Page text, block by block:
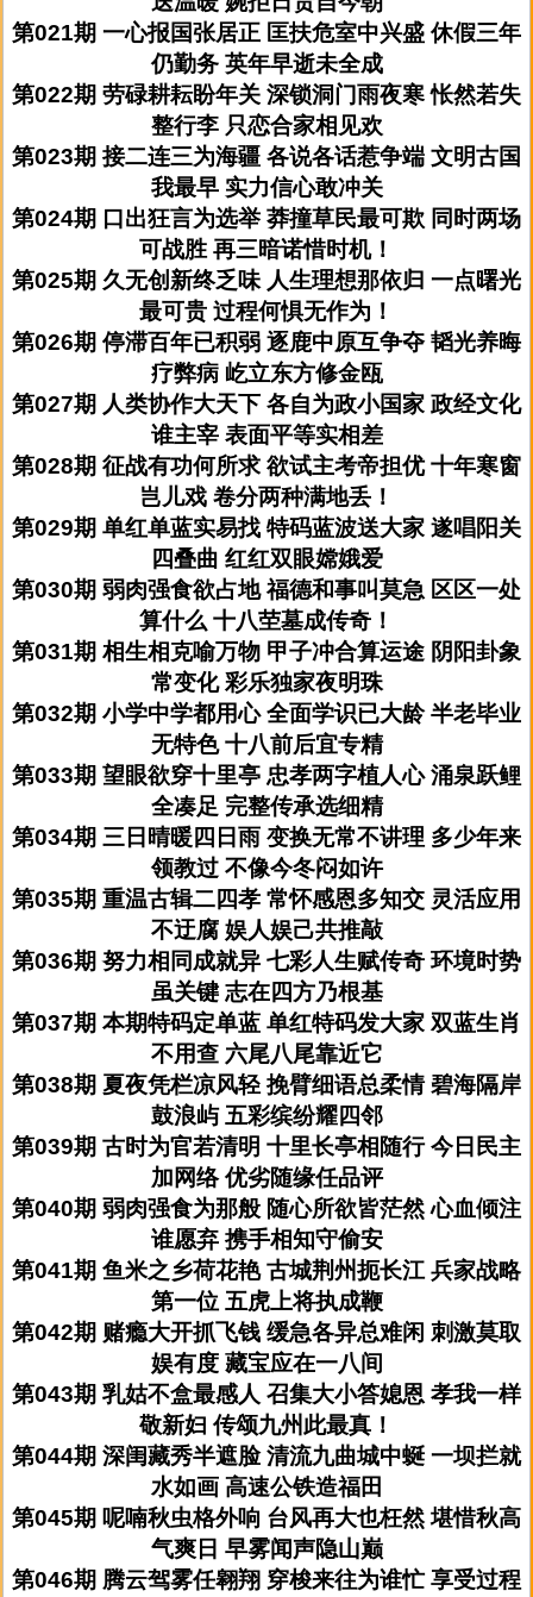
第021期 一心报国张居正 匡扶危室中兴盛 休假三年
仍勤务 英年早逝未全成
第022期 劳碌耕耘盼年关 深锁洞门雨夜寒 怅然若失
整行李 只恋合家相见欢
第023期 接二连三为海疆 各说各话惹争端 文明古国
我最早 实力信心敢冲关
第024期 口出狂言为选举 莽撞草民最可欺 同时两场
可战胜 再三暗诺惜时机！
第025期 久无创新终乏味 人生理想那依归 一点曙光
最可贵 过程何惧无作为！
第026期 停滞百年已积弱 逐鹿中原互争夺 韬光养晦
疗弊病 屹立东方修金瓯
第027期 人类协作大天下 各自为政小国家 政经文化
谁主宰 表面平等实相差
第028期 征战有功何所求 欲试主考帝担优 十年寒窗
岂儿戏 卷分两种满地丢！
第029期 单红单蓝实易找 特码蓝波送大家 遂唱阳关
四叠曲 红红双眼嫦娥爱
第030期 弱肉强食欲占地 福德和事叫莫急 区区一处
算什么 十八茔墓成传奇！
第031期 相生相克喻万物 甲子冲合算运途 阴阳卦象
常变化 彩乐独家夜明珠
第032期 小学中学都用心 全面学识已大龄 半老毕业
无特色 十八前后宜专精
第033期 望眼欲穿十里亭 忠孝两字植人心 涌泉跃鲤
全凑足 完整传承选细精
第034期 三日晴暖四日雨 变换无常不讲理 多少年来
领教过 不像今冬闷如许
第035期 重温古辑二四孝 常怀感恩多知交 灵活应用
不迂腐 娱人娱己共推敲
第036期 努力相同成就异 七彩人生赋传奇 环境时势
虽关键 志在四方乃根基
第037期 本期特码定单蓝 单红特码发大家 双蓝生肖
不用查 六尾八尾靠近它
第038期 夏夜凭栏凉风轻 挽臂细语总柔情 碧海隔岸
鼓浪屿 五彩缤纷耀四邻
第039期 古时为官若清明 十里长亭相随行 今日民主
加网络 优劣随缘任品评
第040期 弱肉强食为那般 随心所欲皆茫然 心血倾注
谁愿弃 携手相知守偷安
第041期 鱼米之乡荷花艳 古城荆州扼长江 兵家战略
第一位 五虎上将执成鞭
第042期 赌瘾大开抓飞钱 缓急各异总难闲 刺激莫取
娱有度 藏宝应在一八间
第043期 乳姑不盒最感人 召集大小答媳恩 孝我一样
敬新妇 传颂九州此最真！
第044期 深闺藏秀半遮脸 清流九曲城中蜒 一坝拦就
水如画 高速公铁造福田
第045期 呢喃秋虫格外响 台风再大也枉然 堪惜秋高
气爽日 早雾闻声隐山巅
第046期 腾云驾雾任翱翔 穿梭来往为谁忙 享受过程